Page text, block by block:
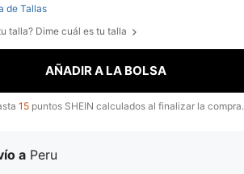
de Tallas
talla? Dime cuál es tu talla
AÑADIR A LA BOLSA
15 puntos SHEIN calculados al finalizar la compra.
a Peru